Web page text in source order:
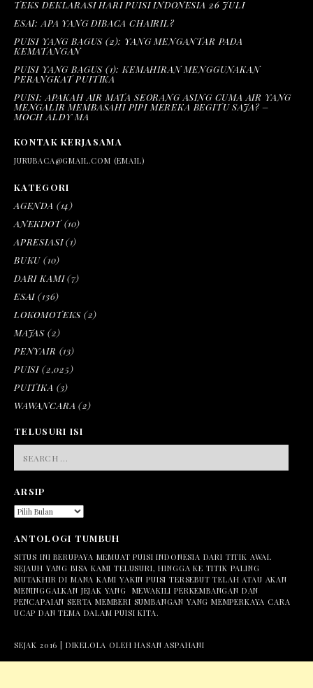
TEKS DEKLARASI HARI PUISI INDONESIA 26 JULI
ESAI: APA YANG DIBACA CHAIRIL?
PUISI YANG BAGUS (2): YANG MENGANTAR PADA
KEMATANGAN
PUISI YANG BAGUS (1): KEMAHIRAN MENGGUNAKAN
PERANGKAT PUITIKA
PUISI: APAKAH AIR MATA SEORANG ASING CUMA AIR YANG
MENGALIR MEMBASAHI PIPI MEREKA BEGITU SAJA? –
MOCH ALDY MA
KONTAK KERJASAMA
JURUBACA@GMAIL.COM (EMAIL)
KATEGORI
AGENDA (14)
ANEKDOT(10)
APRESIASI(1)
BUKU (10)
DARI KAMI(7)
ESAI (136)
LOKOMOTEKS (2)
MAJAS (2)
PENYAIR (13)
PUISI (2,025)
PUITIKA (3)
WAWANCARA (2)
TELUSURI ISI
FOR:
ARSIP
ARSIP
ANTOLOGI TUMBUH
SITUS INI BERUPAYA MEMUAT PUISI INDONESIA DARI TITIK AWAL
SEJAUH YANG BISA KAMI TELUSURI, HINGGA KE TITIK PALING
MUTAKHIR DI MANA KAMI YAKIN PUISI TERSEBUT TELAH ATAU AKAN
MENINGGALKAN JEJAK YANG MEWAKILI PERKEMBANGAN DAN
PENCAPAIAN SERTA MEMBERI SUMBANGAN YANG MEMPERKAYA CARA
UCAP DAN TEMA DALAM PUISI KITA.
SEJAK 2016 | DIKELOLA OLEH HASAN ASPAHANI